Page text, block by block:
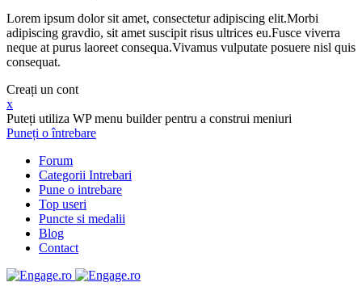
Lorem ipsum dolor sit amet, consectetur adipiscing elit.Morbi
adipiscing gravdio, sit amet suscipit risus ultrices eu.Fusce viverra
neque at purus laoreet consequa.Vivamus vulputate posuere nisl quis
consequat.
Creați un cont
x
Puteți utiliza WP menu builder pentru a construi meniuri
Puneți o întrebare
Forum
Categorii Intrebari
Pune o intrebare
Top useri
Puncte si medalii
Blog
Contact